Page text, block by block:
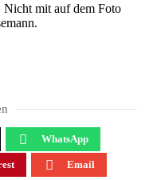
Nicht mit auf dem Foto
WhatsApp
Email